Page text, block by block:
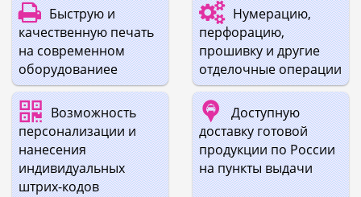
Быструю и
качественную печать
на современном
оборудованиее
Нумерацию,
перфорацию,
прошивку и другие
отделочные операции
Возможность
персонализации и
нанесения
индивидуальных
штрих-кодов
Доступную
доставку готовой
продукции по России
на пункты выдачи